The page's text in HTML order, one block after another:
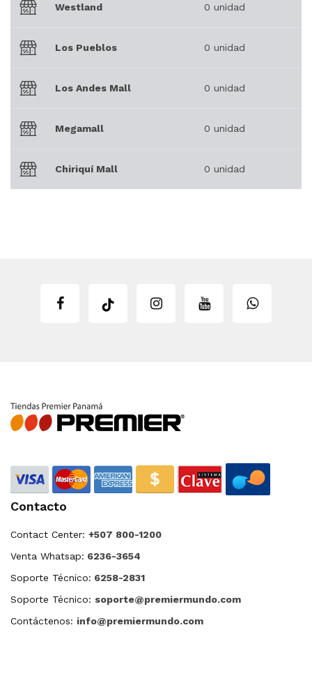
Westland 0 unidad
Los Pueblos 0 unidad
Los Andes Mall 0 unidad
Megamall 0 unidad
Chiriquí Mall 0 unidad
Contacto
Contact Center: +507 800-1200
Venta Whatsap: 6236-3654
Soporte Técnico: 6258-2831
Soporte Técnico: soporte@premiermundo.com
Contáctenos: info@premiermundo.com